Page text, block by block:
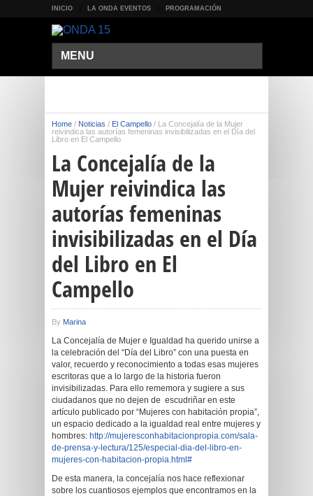
INICIO LA ONDA EVENTOS PROGRAMACIÓN
MENU
Home / Noticias / El Campello / La Concejalía de la Mujer
reivindica las autorías femeninas invisibilizadas en el Día del
Libro en El Campello
La Concejalía de la
Mujer reivindica las
autorías femeninas
invisibilizadas en el Día
del Libro en El
Campello
By Marina
La Concejalía de Mujer e Igualdad ha querido unirse a
la celebración del “Día del Libro” con una puesta en
valor, recuerdo y reconocimiento a todas esas mujeres
escritoras que a lo largo de la historia fueron
invisibilizadas. Para ello rememora y sugiere a sus
ciudadanos que no dejen de escudriñar en este
artículo publicado por “Mujeres con habitación propia”,
un espacio dedicado a la igualdad real entre mujeres y
hombres: http://mujeresconhabitacionpropia.com/sala-
de-prensa-y-lectura/125/especial-dia-del-libro-en-
mujeres-con-habitacion-propia.html#
De esta manera, la concejalía nos hace reflexionar
sobre los cuantiosos ejemplos que encontramos en la